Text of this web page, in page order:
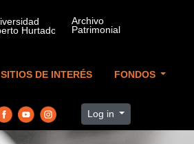
SITIOS DE INTERÉS FONDOS
Log in